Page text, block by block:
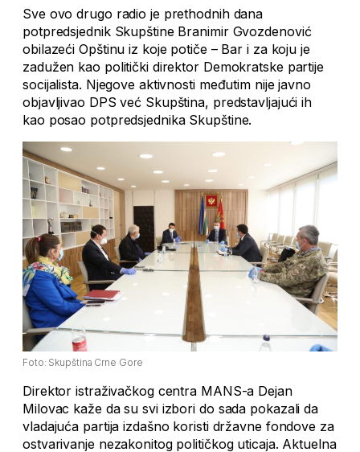
Sve ovo drugo radio je prethodnih dana
potpredsjednik Skupštine Branimir Gvozdenović
obilazeći Opštinu iz koje potiče – Bar i za koju je
zadužen kao politički direktor Demokratske partije
socijalista. Njegove aktivnosti međutim nije javno
objavljivao DPS već Skupština, predstavljajući ih
kao posao potpredsjednika Skupštine.
Foto: Skupština Crne Gore
Direktor istraživačkog centra MANS-a Dejan
Milovac kaže da su svi izbori do sada pokazali da
vladajuća partija izdašno koristi državne fondove za
ostvarivanje nezakonitog političkog uticaja. Aktuelna